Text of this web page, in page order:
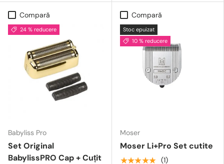
Compară
24 % reducere
Babyliss Pro
Set Original
BabylissPRO Cap + Cuțit
Compară
Stoc epuizat
10 % reducere
Moser
Moser Li+Pro Set cutite
★★★★★ (1)